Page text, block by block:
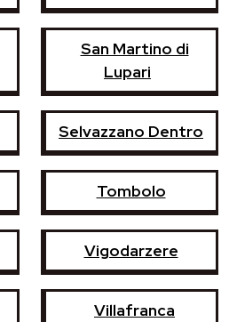
San Martino di
Lupari
Selvazzano Dentro
Tombolo
Vigodarzere
Villafranca